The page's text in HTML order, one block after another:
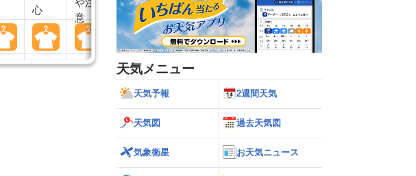
天気メニュー
天気予報 2週間天気
天気図 過去天気図
気象衛星 お天気ニュース